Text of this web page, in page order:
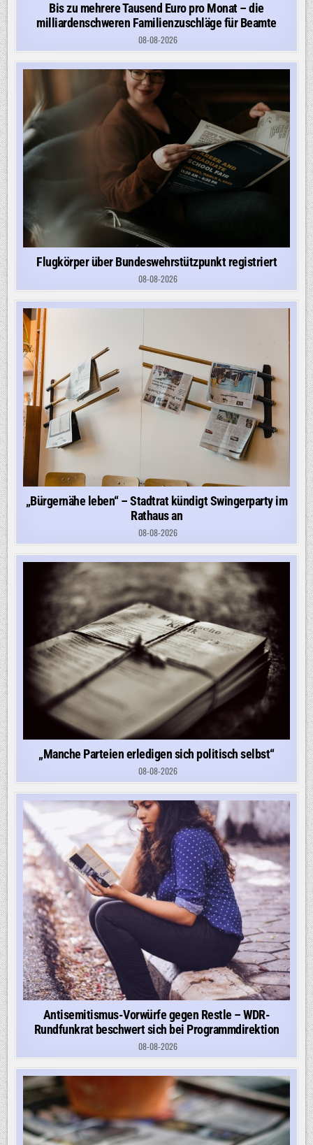
Bis zu mehrere Tausend Euro pro Monat – die
milliardenschweren Familienzuschläge für Beamte
08-08-2026
Flugkörper über Bundeswehrstützpunkt registriert
08-08-2026
„Bürgernähe leben“ – Stadtrat kündigt Swingerparty im
Rathaus an
08-08-2026
„Manche Parteien erledigen sich politisch selbst“
08-08-2026
Antisemitismus-Vorwürfe gegen Restle – WDR-
Rundfunkrat beschwert sich bei Programmdirektion
08-08-2026